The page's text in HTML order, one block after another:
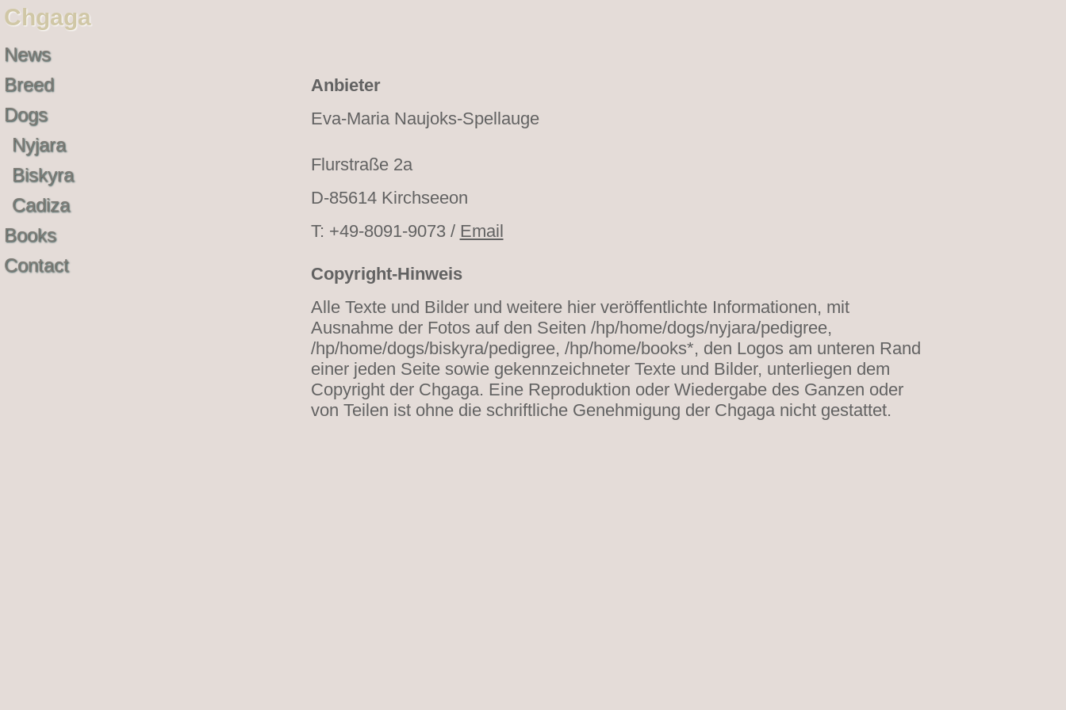
Chgaga
News
Breed
Dogs
Nyjara
Biskyra
Cadiza
Books
Contact
Anbieter
Eva-Maria Naujoks-Spellauge
Flurstraße 2a
D-85614 Kirchseeon
T: +49-8091-9073 / Email
Copyright-Hinweis
Alle Texte und Bilder und weitere hier veröffentlichte Informationen, mit
Ausnahme der Fotos auf den Seiten /hp/home/dogs/nyjara/pedigree,
/hp/home/dogs/biskyra/pedigree, /hp/home/books*, den Logos am unteren Rand
einer jeden Seite sowie gekennzeichneter Texte und Bilder, unterliegen dem
Copyright der Chgaga. Eine Reproduktion oder Wiedergabe des Ganzen oder
von Teilen ist ohne die schriftliche Genehmigung der Chgaga nicht gestattet.